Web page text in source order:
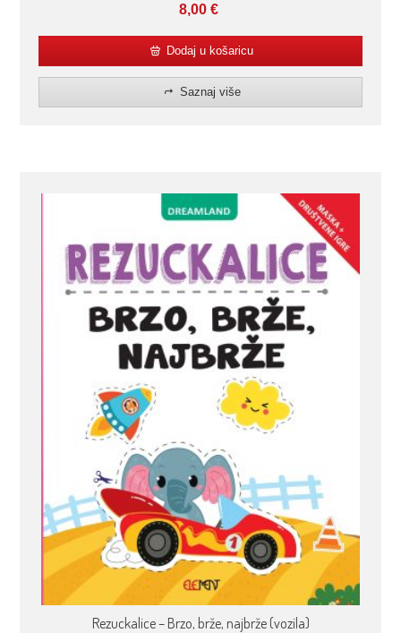
8,00€
Dodaj u košaricu
Saznaj više
Rezuckalice – Brzo, brže, najbrže (vozila)